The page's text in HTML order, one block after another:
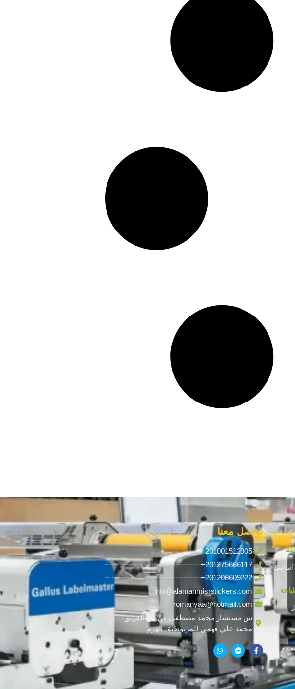
أساسيًا
و
تواصل معنا
+201001512905
+201275666117
+201208609222
info@alamanmisrstickers.com
romanyaa@hotmail.com
ش مستشار محمد مصطفى من ش الفريق
محمد علي فهمي المريوطية، الهرم